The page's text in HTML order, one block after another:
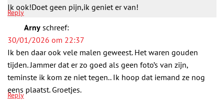
Ik ook!Doet geen pijn,ik geniet er van!
Reply
Arny schreef:
30/01/2026 om 22:37
Ik ben daar ook vele malen geweest. Het waren gouden
tijden. Jammer dat er zo goed als geen foto’s van zijn,
teminste ik kom ze niet tegen.. Ik hoop dat iemand ze nog
eens plaatst. Groetjes.
Reply